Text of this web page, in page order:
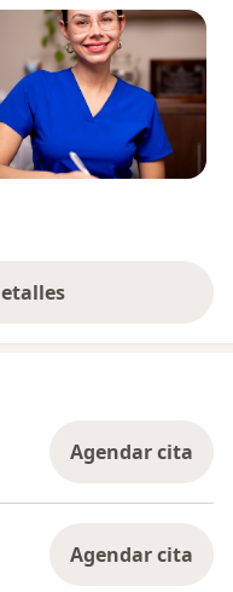
la experiencia
Agendar cita
Agendar cita